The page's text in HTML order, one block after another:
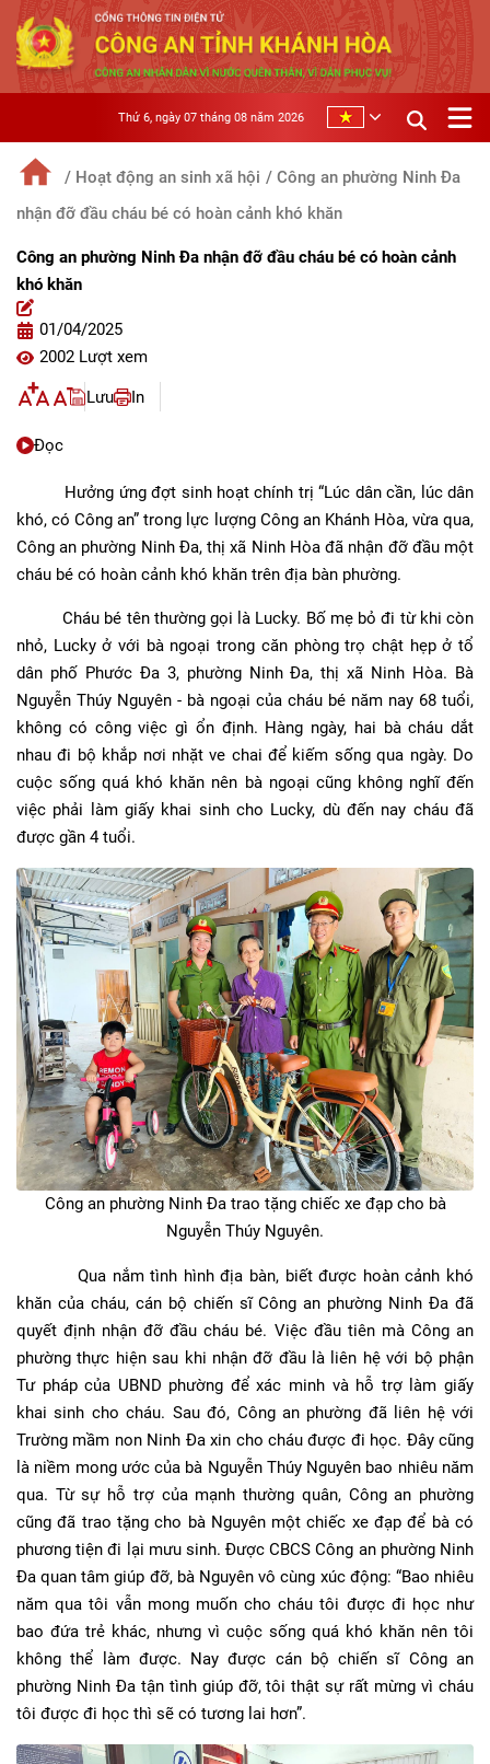
Thứ 6, ngày 07 tháng 08 năm 2026
/ Hoạt động an sinh xã hội / Công an phường Ninh Đa
nhận đỡ đầu cháu bé có hoàn cảnh khó khăn
Công an phường Ninh Đa nhận đỡ đầu cháu bé có hoàn cảnh
khó khăn
01/04/2025
2002 Lượt xem
Lưu In
Đọc
Hưởng ứng đợt sinh hoạt chính trị “Lúc dân cần, lúc dân
khó, có Công an” trong lực lượng Công an Khánh Hòa, vừa qua,
Công an phường Ninh Đa, thị xã Ninh Hòa đã nhận đỡ đầu một
cháu bé có hoàn cảnh khó khăn trên địa bàn phường.
Cháu bé tên thường gọi là Lucky. Bố mẹ bỏ đi từ khi còn
nhỏ, Lucky ở với bà ngoại trong căn phòng trọ chật hẹp ở tổ
dân phố Phước Đa 3, phường Ninh Đa, thị xã Ninh Hòa. Bà
Nguyễn Thúy Nguyên - bà ngoại của cháu bé năm nay 68 tuổi,
không có công việc gì ổn định. Hàng ngày, hai bà cháu dắt
nhau đi bộ khắp nơi nhặt ve chai để kiếm sống qua ngày. Do
cuộc sống quá khó khăn nên bà ngoại cũng không nghĩ đến
việc phải làm giấy khai sinh cho Lucky, dù đến nay cháu đã
được gần 4 tuổi.
Công an phường Ninh Đa trao tặng chiếc xe đạp cho bà
Nguyễn Thúy Nguyên.
Qua nắm tình hình địa bàn, biết được hoàn cảnh khó
khăn của cháu, cán bộ chiến sĩ Công an phường Ninh Đa đã
quyết định nhận đỡ đầu cháu bé. Việc đầu tiên mà Công an
phường thực hiện sau khi nhận đỡ đầu là liên hệ với bộ phận
Tư pháp của UBND phường để xác minh và hỗ trợ làm giấy
khai sinh cho cháu. Sau đó, Công an phường đã liên hệ với
Trường mầm non Ninh Đa xin cho cháu được đi học. Đây cũng
là niềm mong ước của bà Nguyễn Thúy Nguyên bao nhiêu năm
qua. Từ sự hỗ trợ của mạnh thường quân, Công an phường
cũng đã trao tặng cho bà Nguyên một chiếc xe đạp để bà có
phương tiện đi lại mưu sinh. Được CBCS Công an phường Ninh
Đa quan tâm giúp đỡ, bà Nguyên vô cùng xúc động: “Bao nhiêu
năm qua tôi vẫn mong muốn cho cháu tôi được đi học như
bao đứa trẻ khác, nhưng vì cuộc sống quá khó khăn nên tôi
không thể làm được. Nay được cán bộ chiến sĩ Công an
phường Ninh Đa tận tình giúp đỡ, tôi thật sự rất mừng vì cháu
tôi được đi học thì sẽ có tương lai hơn”.